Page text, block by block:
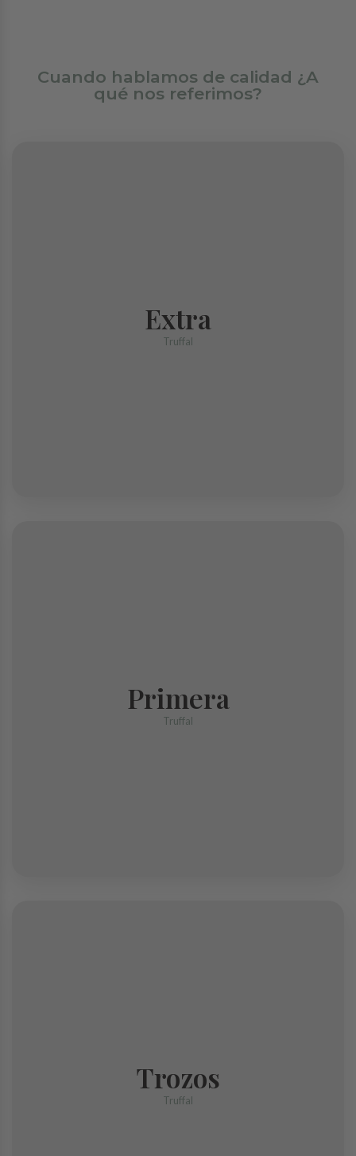
Cuando hablamos de calidad ¿A
qué nos referimos?
Extra
Truffal
Trufa de máxima frescura, perfectamente redondeada sin apenas
imperfecciones en su corteza.
Primera
Truffal
Trufa de forma irregular y con alguna imperfección en la corteza, pero
mantiene la misma calidad.
Trozos
Truffal
Trufa que se han partido al extraerlas de la tierra pero que sigue
manteniendo la misma frescura.